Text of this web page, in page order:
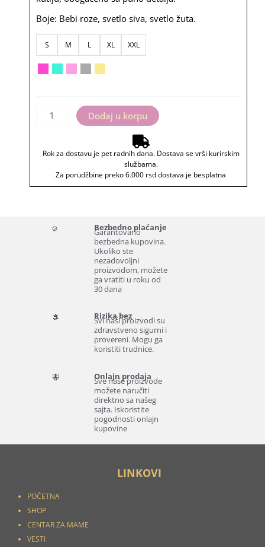
Boje: Bebi roze, svetlo siva, svetlo žuta.
S M L XL XXL
Spavaćica
ti
Dodaj u korpu
Rok za dostavu je pet radnih dana. Dostava se vrši kurirskim
službama.
Za porudžbine preko 6.000 rsd dostava je besplatna
Bezbedno plaćanje
Garantovano
bezbedna kupovina.
Ukoliko ste
nezadovoljni
proizvodom, možete
ga vratiti u roku od
30 dana
Rizika bez
Svi naši proizvodi su
zdravstveno sigurni i
provereni. Mogu ga
koristiti trudnice.
Onlajn prodaja
Sve naše proizvode
možete naručiti
direktno sa našeg
sajta. Iskoristite
pogodnosti onlajn
kupovine
LINKOVI
POČETNA
SHOP
CENTAR ZA MAME
VESTI